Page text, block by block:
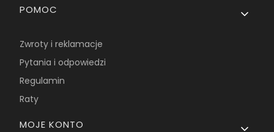
Linki w stopce
POMOC
Zwroty i reklamacje
Pytania i odpowiedzi
Regulamin
Raty
MOJE KONTO